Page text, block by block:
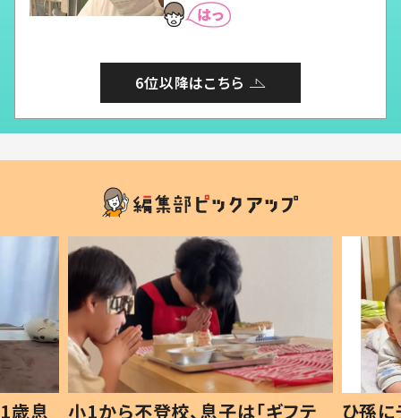
6位以降はこちら
歳息
小1から不登校、息子は「ギフテ
ひ孫